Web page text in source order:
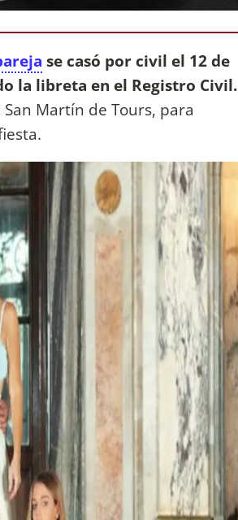
se casó por civil el 12 de
la libreta en el Registro Civil.
Martín de Tours, para